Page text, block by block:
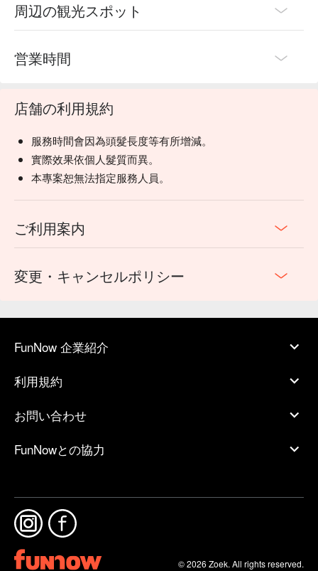
周辺の観光スポット
営業時間
店舗の利用規約
服務時間會因為頭髮長度等有所增減。
實際效果依個人髮質而異。
本專案恕無法指定服務人員。
ご利用案内
変更・キャンセルポリシー
FunNow 企業紹介
利用規約
お問い合わせ
FunNowとの協力
© 2026 Zoek. All rights reserved.